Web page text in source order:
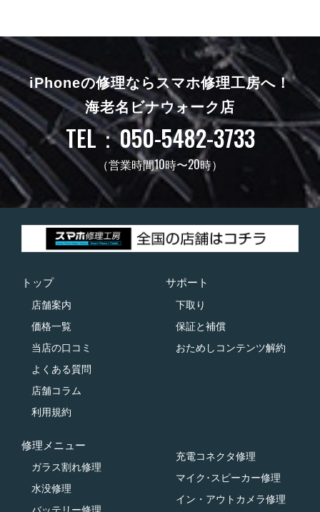
iPhoneの修理ならスマホ修理工房へ！
海老名ビナウォーク店
TEL：050-5482-3733
（営業時間10時〜20時）
トップ
店舗案内
価格一覧
当店の口コミ
よくある質問
店舗コラム
利用規約
サポート
下取り
保証と補償
おためしコンテンツ解約
修理メニュー
ガラス割れ修理
水没修理
充電コネクタ修理
マイク･スピーカー修理
イン・アウトカメラ修理